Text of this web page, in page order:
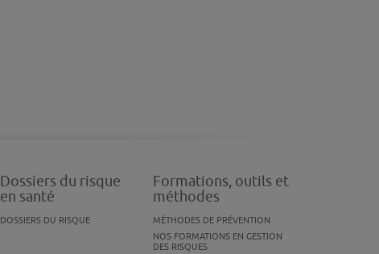
Dossiers du risque
en santé
DOSSIERS DU RISQUE
Formations, outils et
méthodes
MÉTHODES DE PRÉVENTION
NOS FORMATIONS EN GESTION
DES RISQUES